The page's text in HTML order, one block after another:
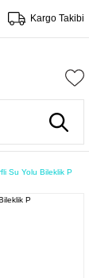
Kargo Takibi
Su Yolu Bileklik P